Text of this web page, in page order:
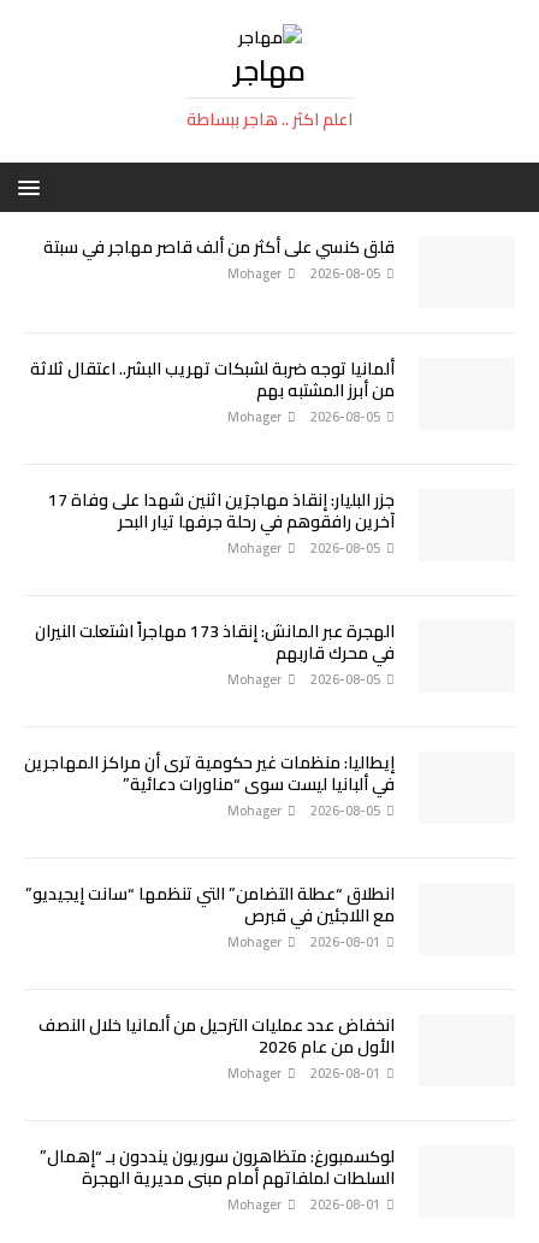
مهاجر
اعلم اكثر .. هاجر ببساطة
قلق كنسي على أكثر من ألف قاصر مهاجر في سبتة
2026-08-05
Mohager
ألمانيا توجه ضربة لشبكات تهريب البشر.. اعتقال ثلاثة
من أبرز المشتبه بهم
2026-08-05
Mohager
جزر البليار: إنقاذ مهاجرَين اثنين شهدا على وفاة 17
آخرين رافقوهم في رحلة جرفها تيار البحر
2026-08-05
Mohager
الهجرة عبر المانش: إنقاذ 173 مهاجراً اشتعلت النيران
في محرك قاربهم
2026-08-05
Mohager
إيطاليا: منظمات غير حكومية ترى أن مراكز المهاجرين
في ألبانيا ليست سوى “مناورات دعائية”
2026-08-05
Mohager
انطلاق “عطلة التضامن” التي تنظمها “سانت إيجيديو”
مع اللاجئين في قبرص
2026-08-01
Mohager
انخفاض عدد عمليات الترحيل من ألمانيا خلال النصف
الأول من عام 2026
2026-08-01
Mohager
لوكسمبورغ: متظاهرون سوريون ينددون بـ “إهمال”
السلطات لملفاتهم أمام مبنى مديرية الهجرة
2026-08-01
Mohager